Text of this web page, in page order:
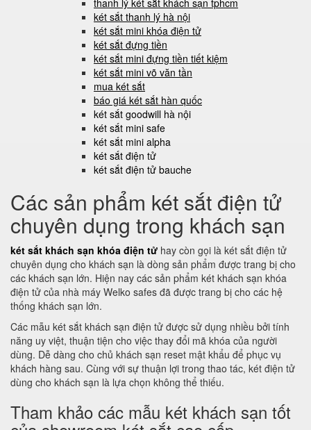
thanh lý két sắt khách sạn tphcm
két sắt thanh lý hà nội
két sắt mini khóa điện tử
két sắt đựng tiền
két sắt mini đựng tiền tiết kiệm
két sắt mini võ văn tần
mua két sắt
báo giá két sắt hàn quốc
két sắt goodwill hà nội
két sắt mini safe
két sắt mini alpha
két sắt điện tử
két sắt điện tử bauche
Các sản phẩm két sắt điện tử
chuyên dụng trong khách sạn
két sắt khách sạn khóa điện tử hay còn gọi là két sắt điện tử
chuyên dụng cho khách sạn là dòng sản phẩm được trang bị cho
các khách sạn lớn. Hiện nay các sản phẩm két khách sạn khóa
điện tử của nhà máy Welko safes đã được trang bị cho các hệ
thống khách sạn lớn.
Các mẫu két sắt khách sạn điện tử được sử dụng nhiều bởi tính
năng uy việt, thuận tiện cho việc thay đổi mã khóa của người
dùng. Dễ dàng cho chủ khách sạn reset mật khẩu để phục vụ
khách hàng sau. Cùng với sự thuận lợi trong thao tác, két điện tử
dùng cho khách sạn là lựa chọn không thể thiếu.
Tham khảo các mẫu két khách sạn tốt